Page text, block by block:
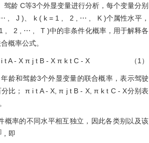
驾龄 C等3个外显变量进行分析，每个变量分别
J ) k ( k = 1 2 ⋯ K )个属性水平，
1 2 ⋯ T )中的非条件化概率，用于解释各
概率公式。
i t A - X π j t B - X π k t C - X （1）
龄和驾龄3个外显变量的联合概率，表示驾驶
比； π i t A - X ,π j t B - X, π k t C - X分别表
概率的不同水平相互独立，因此各类别以及该
]，即